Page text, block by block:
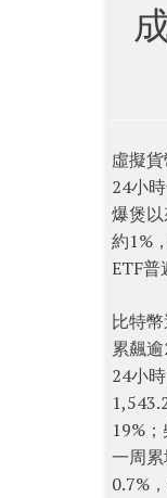
虛擬
24小
爆煲
約1%
ETF普
比特
累飆
24小
19%
一周
0.7%